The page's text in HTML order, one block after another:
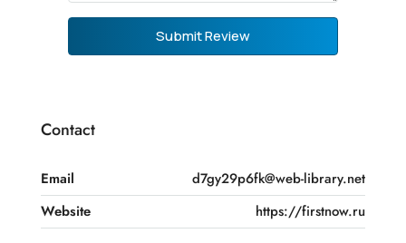
Submit Review
Contact
Email
d7gy29p6fk@web-library.net
Website
https://firstnow.ru